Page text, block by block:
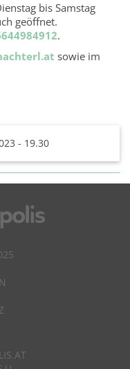
bis Samstag
geöffnet.
.
sowie im
- 19.30